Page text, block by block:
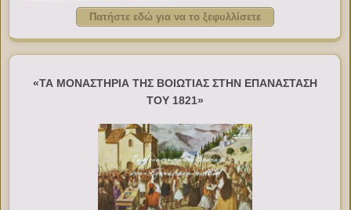
Πατήστε εδώ για να το ξεφυλλίσετε
«ΤΑ ΜΟΝΑΣΤΗΡΙΑ ΤΗΣ ΒΟΙΩΤΙΑΣ ΣΤΗΝ ΕΠΑΝΑΣΤΑΣΗ
ΤΟΥ 1821»